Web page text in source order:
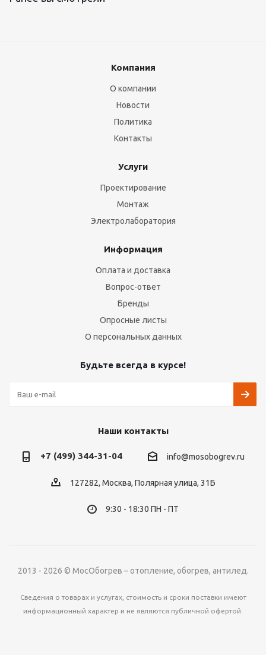
Компания
О компании
Новости
Политика
Контакты
Услуги
Проектирование
Монтаж
Электролаборатория
Информация
Оплата и доставка
Вопрос-ответ
Бренды
Опросные листы
О персональных данных
Будьте всегда в курсе!
Наши контакты
+7 (499) 344-31-04 info@mosobogrev.ru
127282, Москва, Полярная улица, 31Б
9:30 - 18:30 ПН - ПТ
2013 - 2026 © МосОбогрев – отопление, обогрев, антилед.
Сведения о товарах и услугах, стоимость и сроки поставки имеют
информационный характер и не являются публичной офертой.